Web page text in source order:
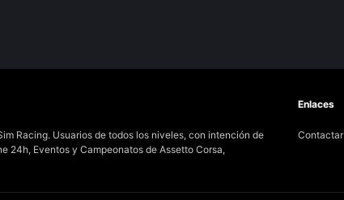
Racing. Usuarios de todos los niveles, con intención de
24h, Eventos y Campeonatos de Assetto Corsa,
Enlaces
Contactar